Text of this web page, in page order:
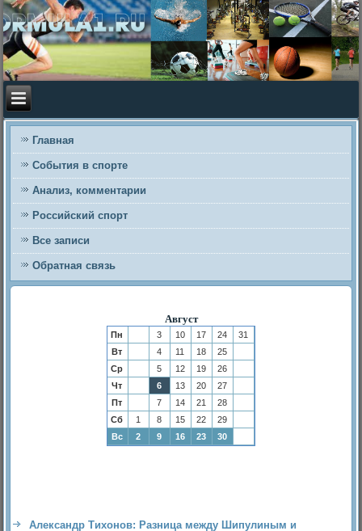
Главная
События в спорте
Анализ, комментарии
Российский спорт
Все записи
Обратная связь
Август
Пн 3 10 17 24
31
Вт
4 11 18
25
Ср
5 12 19
26
Чт
6 13 20
27
Пт
7 14 21
28
Сб
1 8 15 22
29
Вс
2 9 16 23 30
Александр Тихонов: Разница между Шипулиным и